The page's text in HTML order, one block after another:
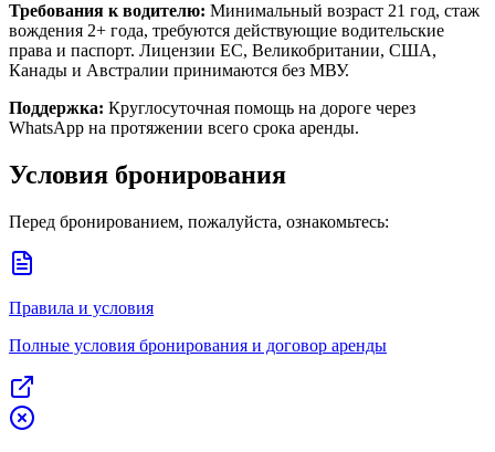
Требования к водителю: Минимальный возраст 21 год, стаж
вождения 2+ года, требуются действующие водительские
права и паспорт. Лицензии ЕС, Великобритании, США,
Канады и Австралии принимаются без МВУ.
Поддержка: Круглосуточная помощь на дороге через
WhatsApp на протяжении всего срока аренды.
Условия бронирования
Перед бронированием, пожалуйста, ознакомьтесь:
Правила и условия
Полные условия бронирования и договор аренды